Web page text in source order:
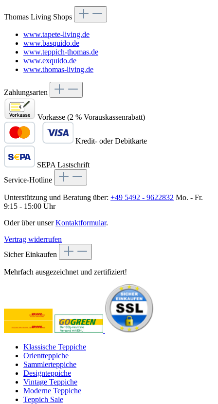
Thomas Living Shops
www.tapete-living.de
www.basquido.de
www.teppich-thomas.de
www.exquido.de
www.thomas-living.de
Zahlungsarten
Vorkasse (2 % Vorauskassenrabatt)
Kredit- oder Debitkarte
SEPA Lastschrift
Service-Hotline
Unterstützung und Beratung über: +49 5492 - 9622832 Mo. - Fr.
9:15 - 15:00 Uhr
Oder über unserKontaktformular.
Vertrag widerrufen
Sicher Einkaufen
Mehrfach ausgezeichnet und zertifiziert!
Klassische Teppiche
Orientteppiche
Sammlerteppiche
Designteppiche
Vintage Teppiche
Moderne Teppiche
Teppich Sale